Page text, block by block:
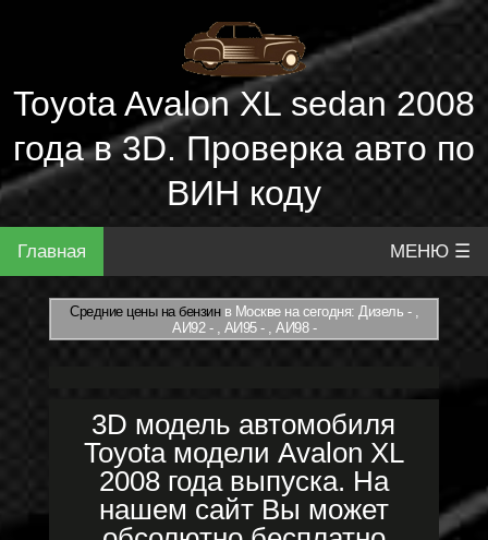
Toyota Avalon XL sedan 2008
года в 3D. Проверка авто по
ВИН коду
Главная МЕНЮ ☰
Средние цены на бензинв Москве на сегодня: Дизель - ,
АИ92 - , АИ95 - , АИ98 -
3D модель автомобиля
Toyota модели Avalon XL
2008 года выпуска. На
нашем сайт Вы может